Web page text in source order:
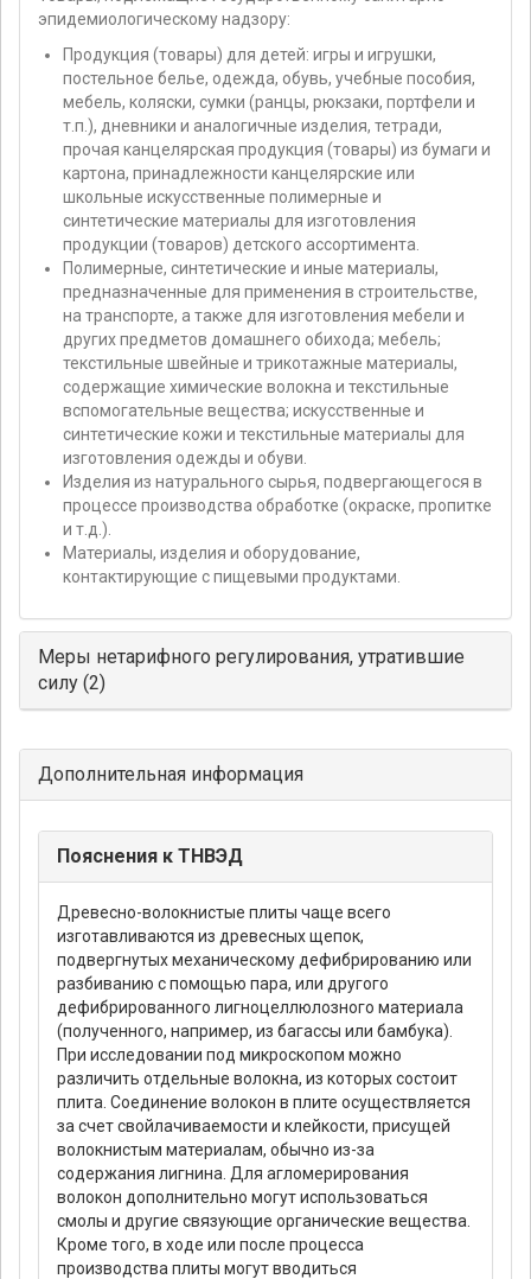
эпидемиологическому надзору:
Продукция (товары) для детей: игры и игрушки,
постельное белье, одежда, обувь, учебные пособия,
мебель, коляски, сумки (ранцы, рюкзаки, портфели и
т.п.), дневники и аналогичные изделия, тетради,
прочая канцелярская продукция (товары) из бумаги и
картона, принадлежности канцелярские или
школьные искусственные полимерные и
синтетические материалы для изготовления
продукции (товаров) детского ассортимента.
Полимерные, синтетические и иные материалы,
предназначенные для применения в строительстве,
на транспорте, а также для изготовления мебели и
других предметов домашнего обихода; мебель;
текстильные швейные и трикотажные материалы,
содержащие химические волокна и текстильные
вспомогательные вещества; искусственные и
синтетические кожи и текстильные материалы для
изготовления одежды и обуви.
Изделия из натурального сырья, подвергающегося в
процессе производства обработке (окраске, пропитке
и т.д.).
Материалы, изделия и оборудование,
контактирующие с пищевыми продуктами.
Меры нетарифного регулирования, утратившие
силу (2)
Дополнительная информация
Пояснения к ТНВЭД
Древесно-волокнистые плиты чаще всего
изготавливаются из древесных щепок,
подвергнутых механическому дефибрированию или
разбиванию с помощью пара, или другого
дефибрированного лигноцеллюлозного материала
(полученного, например, из багассы или бамбука).
При исследовании под микроскопом можно
различить отдельные волокна, из которых состоит
плита. Соединение волокон в плите осуществляется
за счет свойлачиваемости и клейкости, присущей
волокнистым материалам, обычно из-за
содержания лигнина. Для агломерирования
волокон дополнительно могут использоваться
смолы и другие связующие органические вещества.
Кроме того, в ходе или после процесса
производства плиты могут вводиться